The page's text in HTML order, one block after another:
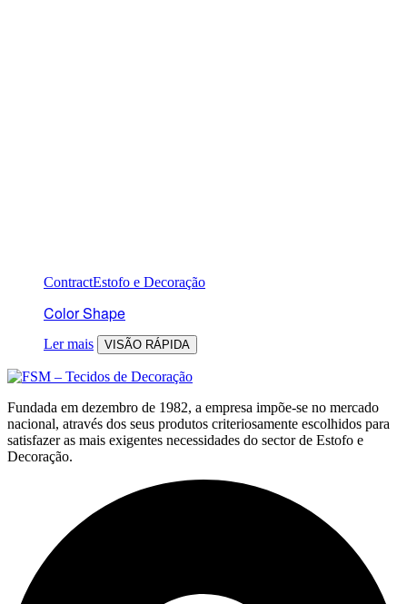
ContractEstofo e Decoração
Color Shape
Ler mais VISÃO RÁPIDA
Fundada em dezembro de 1982, a empresa impõe-se no mercado
nacional, através dos seus produtos criteriosamente escolhidos para
satisfazer as mais exigentes necessidades do sector de Estofo e
Decoração.